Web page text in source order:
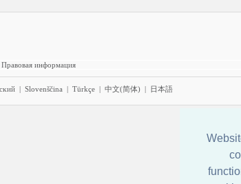
Правовая информация
| Slovenščina | Türkçe | 中文(简体) | 日本語